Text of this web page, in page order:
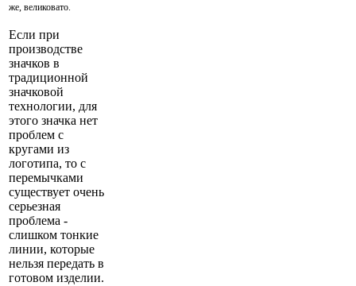
же, великовато.
Если при
производстве
значков в
традиционной
значковой
технологии, для
этого значка нет
проблем с
кругами из
логотипа, то с
перемычками
существует очень
серьезная
проблема -
слишком тонкие
линии, которые
нельзя передать в
готовом изделии.